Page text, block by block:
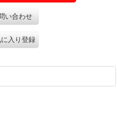
い合わせ
入り登録